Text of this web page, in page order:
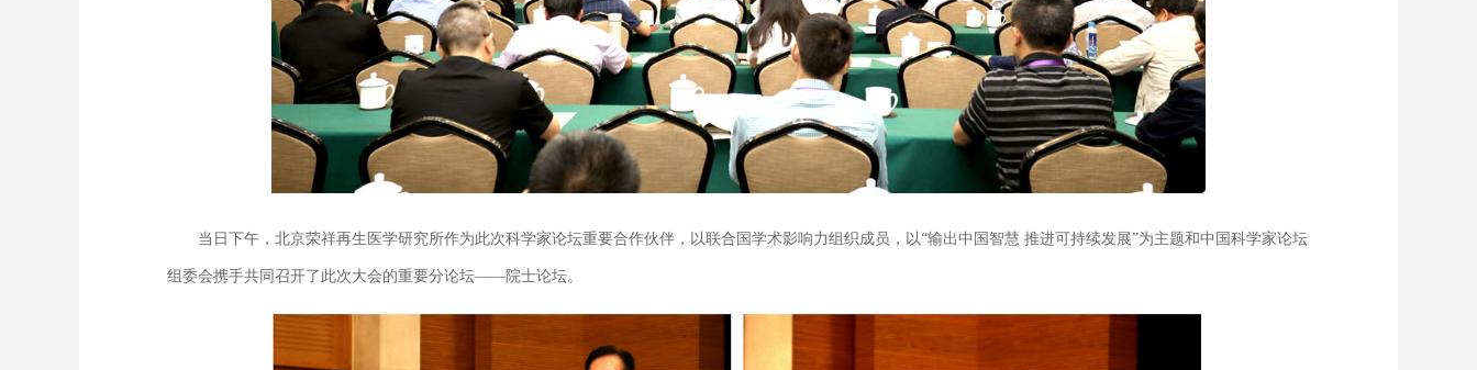
当日下午，北京荣祥再生医学研究所作为此次科学家论坛重要合作伙伴，以联合国学术影响力组织成员，以“输出中国智慧 推进可持续发展”为主题和中国科学家论坛
组委会携手共同召开了此次大会的重要分论坛——院士论坛。